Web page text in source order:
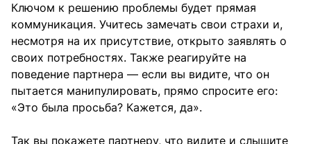
Ключом к решению проблемы будет прямая
коммуникация. Учитесь замечать свои страхи и,
несмотря на их присутствие, открыто заявлять о
своих потребностях. Также реагируйте на
поведение партнера — если вы видите, что он
пытается манипулировать, прямо спросите его:
«Это была просьба? Кажется, да».
Так вы покажете партнеру, что видите и слышите